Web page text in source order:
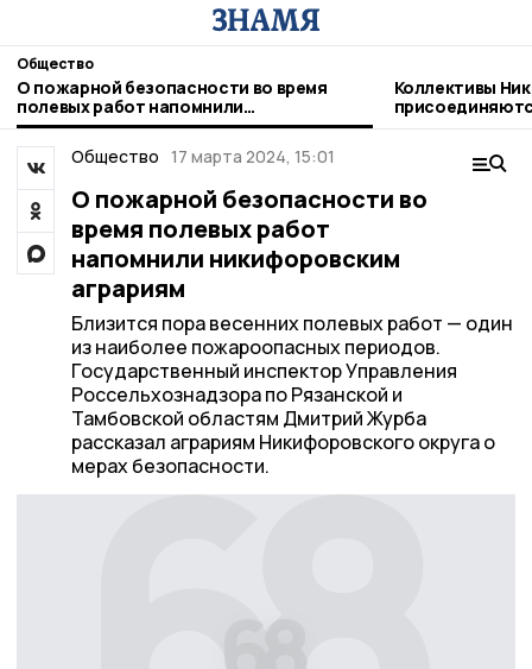
Общество
О пожарной безопасности во время
полевых работ напомнили
никифоровским аграриям
Коллективы
Общество 17 марта 2024, 15:01
О пожарной безопасности во
время полевых работ
напомнили никифоровским
аграриям
Близится пора весенних полевых работ — один
из наиболее пожароопасных периодов.
Государственный инспектор Управления
Россельхознадзора по Рязанской и
Тамбовской областям Дмитрий Журба
рассказал аграриям Никифоровского округа о
мерах безопасности.